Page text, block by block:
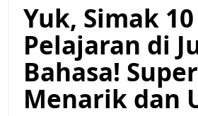
Yuk, Simak
Pelajaran di
Bahasa! Super
Menarik dan